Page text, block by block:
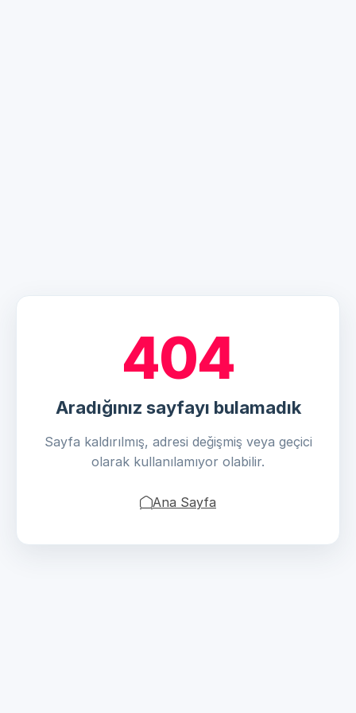
404
Aradığınız sayfayı bulamadık
Sayfa kaldırılmış, adresi değişmiş veya geçici
olarak kullanılamıyor olabilir.
Ana Sayfa